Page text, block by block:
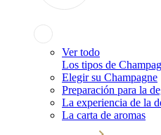
Ver todo
Los tipos de
Elegir su Champagne
Preparación para la
La experiencia de la
La carta de aromas